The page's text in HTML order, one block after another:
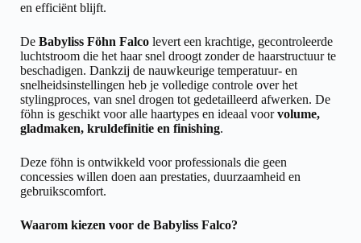
en efficiënt blijft.
De Babyliss Föhn Falco levert een krachtige, gecontroleerde
luchtstroom die het haar snel droogt zonder de haarstructuur te
beschadigen. Dankzij de nauwkeurige temperatuur- en
snelheidsinstellingen heb je volledige controle over het
stylingproces, van snel drogen tot gedetailleerd afwerken. De
föhn is geschikt voor alle haartypes en ideaal voorvolume,
gladmaken, kruldefinitie en finishing.
Deze föhn is ontwikkeld voor professionals die geen
concessies willen doen aan prestaties, duurzaamheid en
gebruikscomfort.
Waarom kiezen voor de Babyliss Falco?